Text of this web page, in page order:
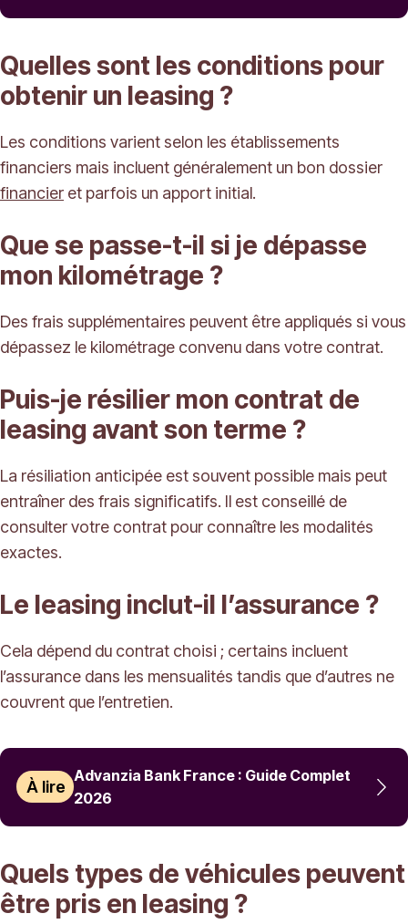
Quelles sont les conditions pour
obtenir un leasing ?
Les conditions varient selon les établissements
financiers mais incluent généralement un bon dossier
financier et parfois un apport initial.
Que se passe-t-il si je dépasse
mon kilométrage ?
Des frais supplémentaires peuvent être appliqués si vous
dépassez le kilométrage convenu dans votre contrat.
Puis-je résilier mon contrat de
leasing avant son terme ?
La résiliation anticipée est souvent possible mais peut
entraîner des frais significatifs. Il est conseillé de
consulter votre contrat pour connaître les modalités
exactes.
Le leasing inclut-il l’assurance ?
Cela dépend du contrat choisi ; certains incluent
l’assurance dans les mensualités tandis que d’autres ne
couvrent que l’entretien.
À lire
Advanzia Bank France : Guide Complet
2026
Quels types de véhicules peuvent
être pris en leasing ?